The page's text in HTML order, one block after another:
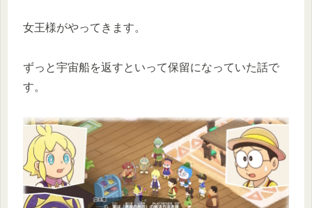
女王様がやってきます。
ずっと宇宙船を返すといって保留になっていた話で
す。